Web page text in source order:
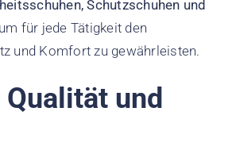
Schutzschuhen und
für jede Tätigkeit den
und Komfort zu gewährleisten.
und